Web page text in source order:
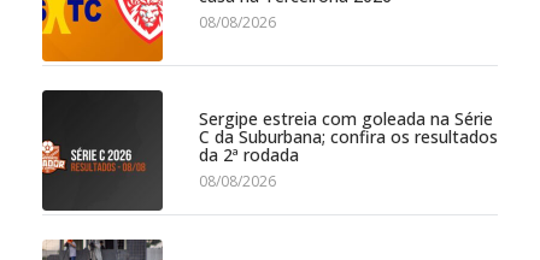
08/08/2026
Sergipe estreia com goleada na Série
C da Suburbana; confira os resultados
da 2ª rodada
08/08/2026